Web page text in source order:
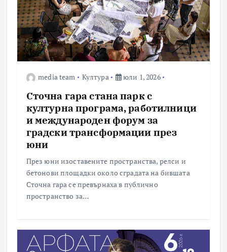
media team Култура юли 1, 2026
Сточна гара стана парк с
културна програма, работилници
и международен форум за
градски трансформации през
юни
През юни изоставените пространства, релси и
бетонови площадки около сградата на бившата
Сточна гара се превърнаха в публично
пространство за…